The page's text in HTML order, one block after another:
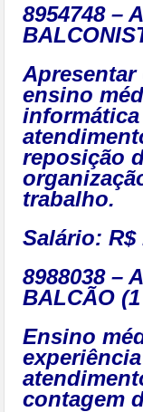
8954748 –
Apresentar
ensino
reposição
trabalho.
Salário: R$
8988038 –
BALCÃO
Ensino
contagem